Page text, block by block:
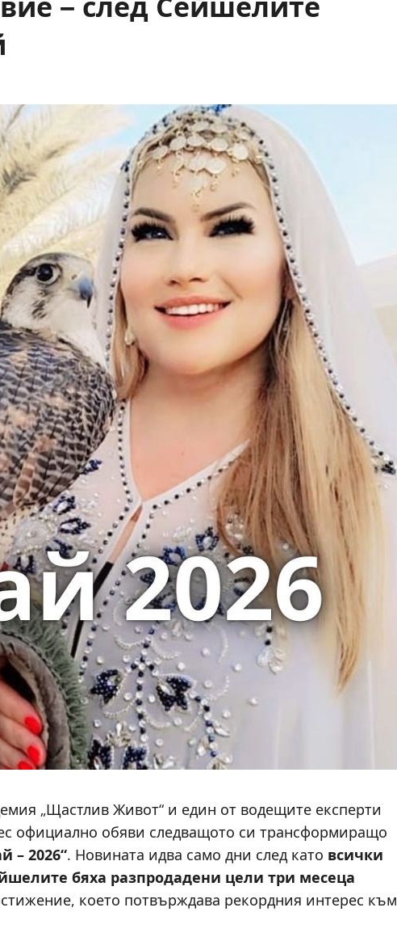
„Щастлив Живот“ и един от водещите експерти
официално обяви следващото си трансформиращо
– 2026“. Новината идва само дни след като всички
бяха разпродадени цели три месеца
което потвърждава рекордния интерес към